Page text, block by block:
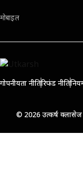
मोबाइल
गोपनीयता नीतिरिफंड नीति
© 2026 उत्कर्ष क्लासेज